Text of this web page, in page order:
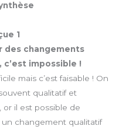
1
des changements
c’est impossible !
mais c’est faisable ! On
qualitatif et
or il est possible de
un changement qualitatif